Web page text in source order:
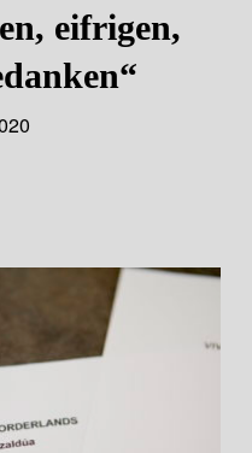
eifrigen,